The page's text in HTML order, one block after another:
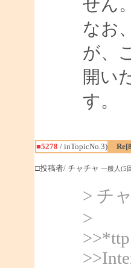
せん。
なお
が、
開い
す。
■5278 / inTopicNo.3)
□投稿者/ チャチャ 一般人(5
> チ
>